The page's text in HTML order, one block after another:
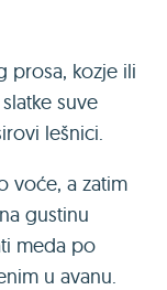
prosa, kozje ili
suve
lešnici.
voće, a zatim
gustinu
meda po
u avanu.